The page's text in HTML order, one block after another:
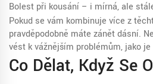
Bolest při kousání – i mírná, ale
Pokud se vám kombinuje více z
pravděpodobně máte zánět dásní.
vést k vážnějším problémům, jako je
Co Dělat, Když Se